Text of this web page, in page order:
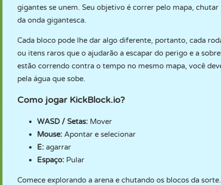
gigantes se unem. Seu objetivo é correr pelo mapa,
da onda gigantesca.
Cada bloco pode lhe dar algo diferente, portanto, cada
ou itens raros que o ajudarão a escapar do perigo e a
estão correndo contra o tempo no mesmo mapa, você
pela água que sobe.
Como jogar KickBlock.io?
WASD / Setas: Mover
Mouse: Apontar e selecionar
E: agarrar
Espaço: Pular
Comece explorando a arena e chutando os blocos da